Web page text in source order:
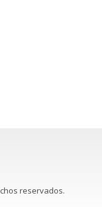
reservados.